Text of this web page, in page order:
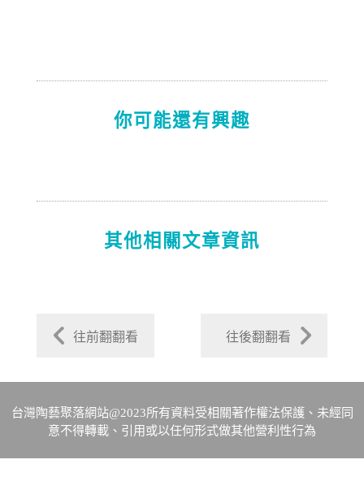
你可能還有興趣
往前翻翻看 往後翻翻看
其他相關文章資訊
台灣陶藝聚落網站@2023所有資料受相關著作權法保護、未經同
意不得轉載、引用或以任何形式做其他營利性行為